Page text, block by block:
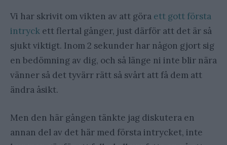
Vi har skrivit om vikten av att göra ett gott första
intryck ett flertal gånger, just därför att det är så
sjukt viktigt. Inom 2 sekunder har någon gjort sig
en bedömning av dig, och så länge ni inte blir nära
vänner så det tyvärr rätt så svårt att få dem att
ändra åsikt.
Men den här gången tänkte jag diskutera en
annan del av det här med första intrycket, inte